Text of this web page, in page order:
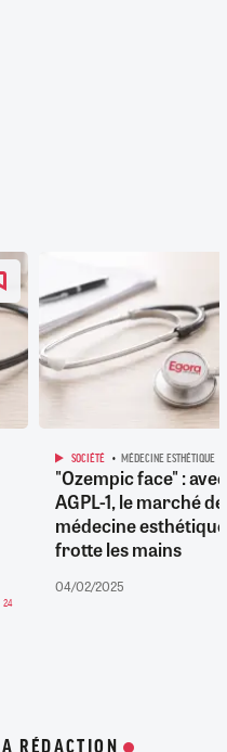
24
SOCIÉTÉ MÉDECINE ESTHÉTIQUE
"Ozempic face" :
AGPL-1, le marché
médecine
frotte les mains
04/02/2025